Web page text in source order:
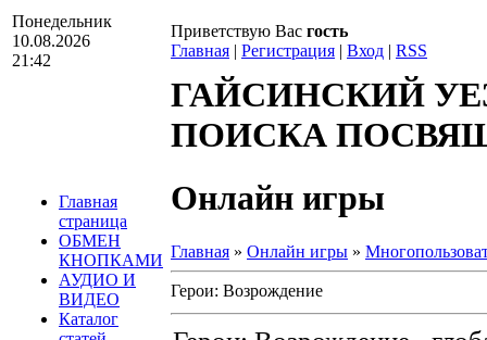
Понедельник
10.08.2026
21:42
Приветствую Вас гость
Главная | Регистрация | Вход | RSS
Главная
страница
ОБМЕН
КНОПКАМИ
АУДИО И
ВИДЕО
Каталог
ГАЙСИНСКИЙ
ПОИСКА
Онлайн игры
Главная » Онлайн игры »
Герои: Возрождение